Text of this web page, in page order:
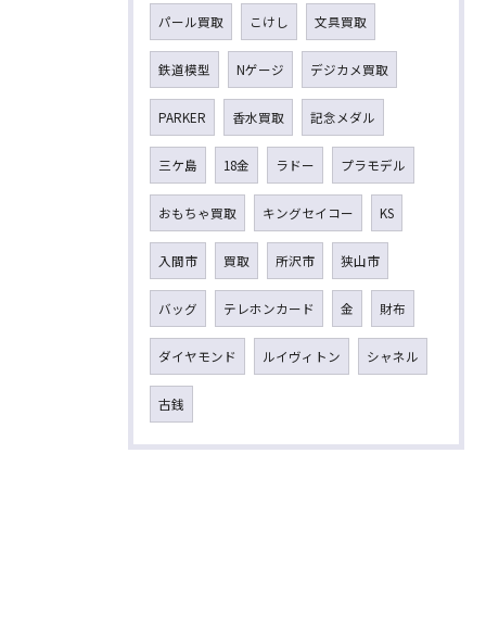
パール買取 こけし 文具買取
鉄道模型 Nゲージ デジカメ買取
PARKER 香水買取 記念メダル
三ケ島 18金 ラドー プラモデル
おもちゃ買取 キングセイコー KS
入間市 買取 所沢市 狭山市
バッグ テレホンカード 金 財布
ダイヤモンド ルイヴィトン シャネル
古銭